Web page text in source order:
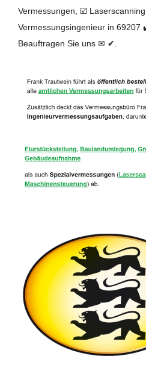
Vermessungen, ☑️
Vermessungsingenieur in
Beauftragen Sie uns ✉ ✔.